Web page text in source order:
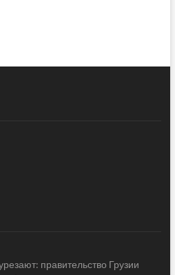
правительство Грузии